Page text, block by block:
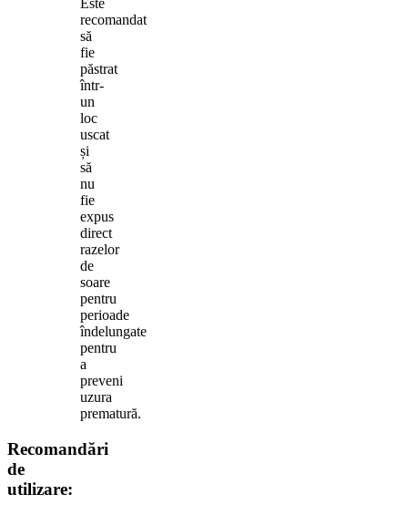
recomandat
să
fie
păstrat
într-
un
loc
uscat
și
să
nu
fie
expus
direct
razelor
de
soare
pentru
perioade
îndelungate
pentru
a
preveni
uzura
prematură.
Recomandări
de
utilizare: